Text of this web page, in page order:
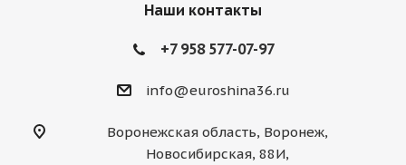
Наши контакты
+7 958 577-07-97
info@euroshina36.ru
Воронежская область, Воронеж,
Новосибирская, 88И,